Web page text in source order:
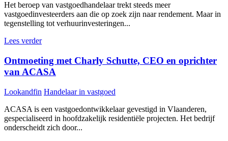
Het beroep van vastgoedhandelaar trekt steeds meer
vastgoedinvesteerders aan die op zoek zijn naar rendement. Maar in
tegenstelling tot verhuurinvesteringen...
Lees verder
Ontmoeting met Charly Schutte, CEO en oprichter
van ACASA
Lookandfin Handelaar in vastgoed
ACASA is een vastgoedontwikkelaar gevestigd in Vlaanderen,
gespecialiseerd in hoofdzakelijk residentiële projecten. Het bedrijf
onderscheidt zich door...